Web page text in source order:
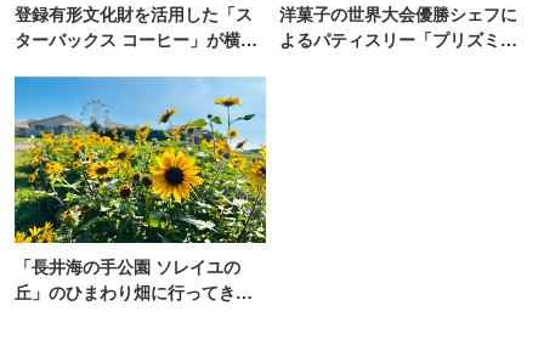
登録有形文化財を活用した「ス
ターバックス コーヒー」が横
洋菓子の世界大会優勝シェフに
よるパティスリー「プリズミッ
「長井海の手公園 ソレイユの
丘」のひまわり畑に行ってき